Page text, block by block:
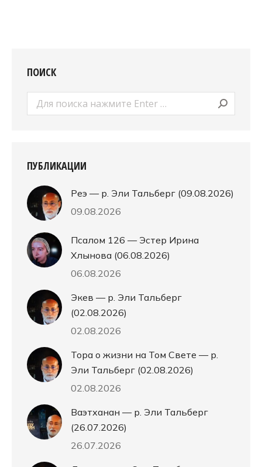
ПОИСК
Поиск:
ПУБЛИКАЦИИ
Реэ — р. Эли Тальберг (09.08.2026)
09.08.2026
Псалом 126 — Эстер Ирина
Хлынова (06.08.2026)
06.08.2026
Экев — р. Эли Тальберг
(02.08.2026)
02.08.2026
Тора о жизни на Том Свете — р.
Эли Тальберг (02.08.2026)
02.08.2026
Ваэтханан — р. Эли Тальберг
(26.07.2026)
26.07.2026